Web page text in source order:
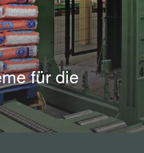
für die